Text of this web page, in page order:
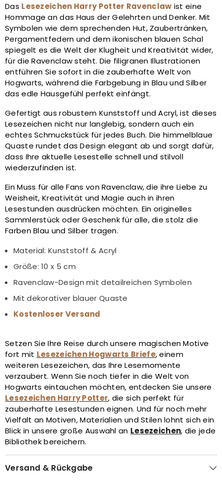
Das Lesezeichen Harry Potter Ravenclaw ist eine
Hommage an das Haus der Gelehrten und Denker. Mit
Symbolen wie dem sprechenden Hut, Zaubertränken,
Pergamentfedern und dem ikonischen blauen Schal
spiegelt es die Welt der Klugheit und Kreativität wider,
für die Ravenclaw steht. Die filigranen Illustrationen
entführen Sie sofort in die zauberhafte Welt von
Hogwarts, während die Farbgebung in Blau und Silber
das edle Hausgefühl perfekt einfängt.
Gefertigt aus robustem Kunststoff und Acryl, ist dieses
Lesezeichen nicht nur langlebig, sondern auch ein
echtes Schmuckstück für jedes Buch. Die himmelblaue
Quaste rundet das Design elegant ab und sorgt dafür,
dass Ihre aktuelle Lesestelle schnell und stilvoll
wiederzufinden ist.
Ein Muss für alle Fans von Ravenclaw, die ihre Liebe zu
Weisheit, Kreativität und Magie auch in ihren
Lesestunden ausdrücken möchten. Ein originelles
Sammlerstück oder Geschenk für alle, die stolz die
Farben Blau und Silber tragen.
Material: Kunststoff & Acryl
Größe: 10 x 5 cm
Ravenclaw-Design mit detailreichen Symbolen
Mit dekorativer blauer Quaste
Kostenloser Versand
Setzen Sie Ihre Reise durch unsere magischen Motive
fort mit Lesezeichen Hogwarts Briefe, einem
weiteren Lesezeichen, das Ihre Lesemomente
verzaubert. Wenn Sie noch tiefer in die Welt von
Hogwarts eintauchen möchten, entdecken Sie unsere
Lesezeichen Harry Potter, die sich perfekt für
zauberhafte Lesestunden eignen. Und für noch mehr
Vielfalt an Motiven, Materialien und Stilen lohnt sich ein
Blick in unsere große Auswahl an Lesezeichen, die jede
Bibliothek bereichern.
Versand & Rückgabe